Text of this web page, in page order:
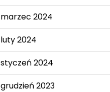
marzec 2024
luty 2024
styczeń 2024
grudzień 2023